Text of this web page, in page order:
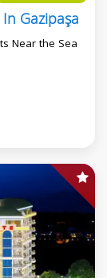
Near the Sea